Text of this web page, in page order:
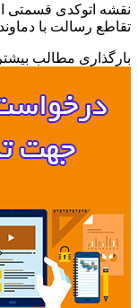
اتوکدی قسمتی از
رسالت با دماوند و
مطالب بیشتر